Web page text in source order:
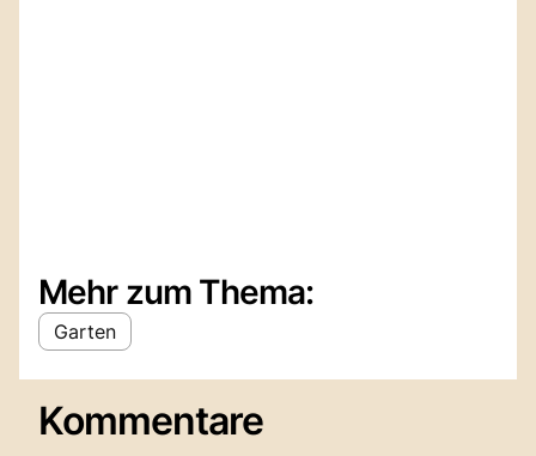
Mehr zum Thema:
Garten
Kommentare